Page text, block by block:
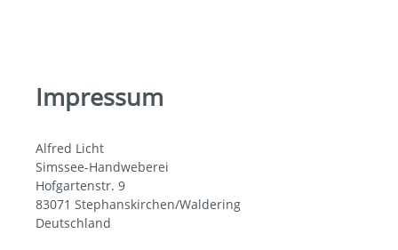
Impressum
Alfred Licht
Simssee-Handweberei
Hofgartenstr. 9
83071 Stephanskirchen/Waldering
Deutschland